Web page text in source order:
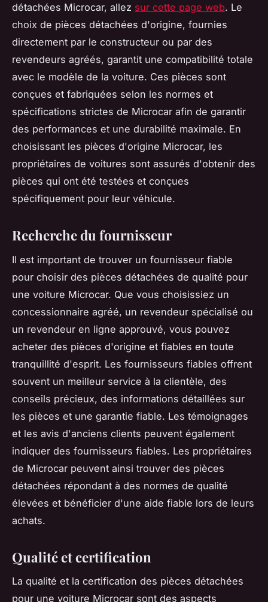
détachées Microcar, allez sur cette page web. Le
choix de pièces détachées d'origine, fournies
directement par le constructeur ou par des
revendeurs agréés, garantit une compatibilité totale
avec le modèle de la voiture. Ces pièces sont
conçues et fabriquées selon les normes et
spécifications strictes de Microcar afin de garantir
des performances et une durabilité maximale. En
choisissant les pièces d'origine Microcar, les
propriétaires de voitures sont assurés d'obtenir des
pièces qui ont été testées et conçues
spécifiquement pour leur véhicule.
Recherche du fournisseur
Il est important de trouver un fournisseur fiable
pour choisir des pièces détachées de qualité pour
une voiture Microcar. Que vous choisissiez un
concessionnaire agréé, un revendeur spécialisé ou
un revendeur en ligne approuvé, vous pouvez
acheter des pièces d'origine et fiables en toute
tranquillité d'esprit. Les fournisseurs fiables offrent
souvent un meilleur service à la clientèle, des
conseils précieux, des informations détaillées sur
les pièces et une garantie fiable. Les témoignages
et les avis d'anciens clients peuvent également
indiquer des fournisseurs fiables. Les propriétaires
de Microcar peuvent ainsi trouver des pièces
détachées répondant à des normes de qualité
élevées et bénéficier d'une aide fiable lors de leurs
achats.
Qualité et certification
La qualité et la certification des pièces détachées
pour une voiture Microcar sont des aspects